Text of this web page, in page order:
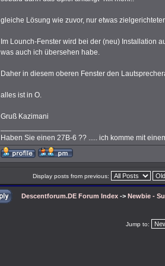
gleiche Lösung wie zuvor, nur etwas
Im Lounch-Fenster wird bei der (neu) Installation
was auch ich übersehen habe.
Daher in diesem oberen Fenster den
alles ist in O.
Gruß Kazimani
Haben Sie einen 27B-6 ?? ..... ich komme mit
Display posts from previous:
Descentforum.DE Forum Index -> Newbie -
Jump to: